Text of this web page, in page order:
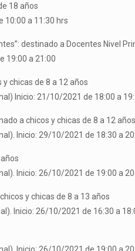
18 años
10:00 a 11:30 hrs
destinado a Docentes Nivel
19:00 a 21:00
chicas de 8 a 12 años
Inicio: 21/10/2021 de 18:00 a
a chicos y chicas de 8 a 12 años
Inicio: 29/10/2021 de 18:30 a
Inicio: 26/10/2021 de 19:00 a
y chicas de 8 a 13 años
Inicio: 26/10/2021 de 16:30 a
Inicio: 26/10/2021 de 19:00 a